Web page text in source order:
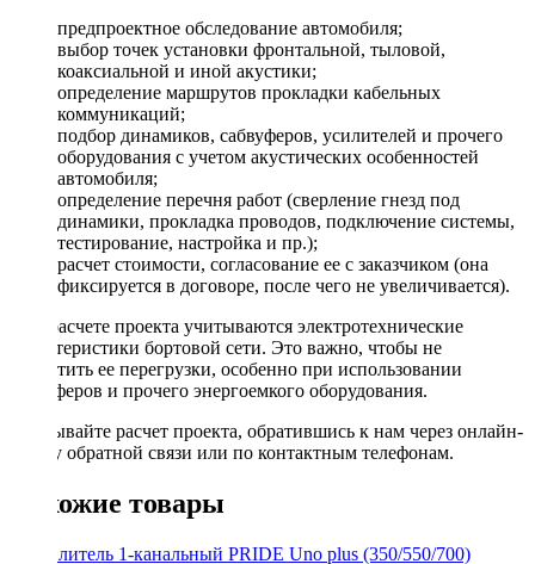
предпроектное обследование автомобиля;
выбор точек установки фронтальной, тыловой,
коаксиальной и иной акустики;
определение маршрутов прокладки кабельных
коммуникаций;
подбор динамиков, сабвуферов, усилителей и прочего
оборудования с учетом акустических особенностей
автомобиля;
определение перечня работ (сверление гнезд под
динамики, прокладка проводов, подключение системы,
тестирование, настройка и пр.);
расчет стоимости, согласование ее с заказчиком (она
фиксируется в договоре, после чего не увеличивается).
При расчете проекта учитываются электротехнические
характеристики бортовой сети. Это важно, чтобы не
допустить ее перегрузки, особенно при использовании
сабвуферов и прочего энергоемкого оборудования.
Заказывайте расчет проекта, обратившись к нам через онлайн-
форму обратной связи или по контактным телефонам.
Похожие товары